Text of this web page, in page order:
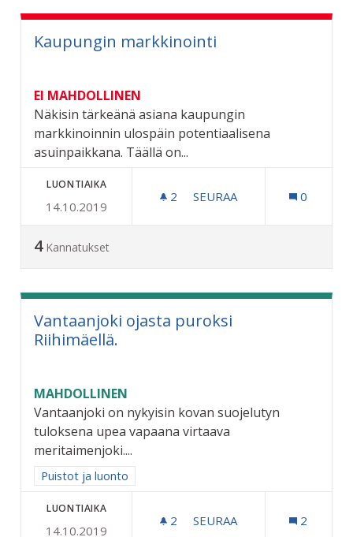
Kaupungin markkinointi
EI MAHDOLLINEN
Näkisin tärkeänä asiana kaupungin
markkinoinnin ulospäin potentiaalisena
asuinpaikkana. Täällä on...
LUONTIAIKA
14.10.2019
2 2 SEURAAJAA
SEURAA 0
4 Kannatukset
Vantaanjoki ojasta puroksi
Riihimäellä.
MAHDOLLINEN
Vantaanjoki on nykyisin kovan suojelutyn
tuloksena upea vapaana virtaava
meritaimenjoki....
Rajaa tulokset aihepiirin mukaan: Puistot ja luonto
Puistot ja luonto
LUONTIAIKA
14.10.2019
2 2 SEURAAJAA
SEURAA 2